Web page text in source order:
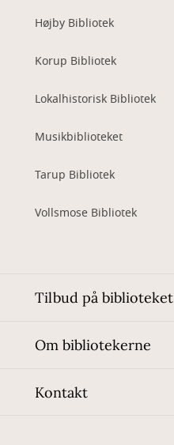
Højby Bibliotek
Korup Bibliotek
Lokalhistorisk Bibliotek
Musikbiblioteket
Tarup Bibliotek
Vollsmose Bibliotek
Tilbud på biblioteket
Om bibliotekerne
Kontakt